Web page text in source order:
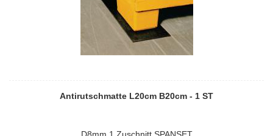
Antirutschmatte L20cm B20cm - 1 ST